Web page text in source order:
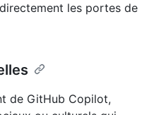
les portes de
de GitHub Copilot,